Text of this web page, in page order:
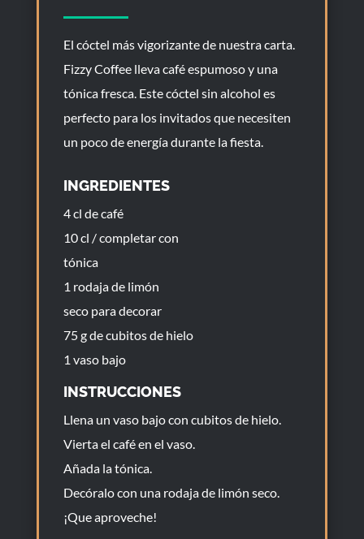
El cóctel más vigorizante de nuestra carta.
Fizzy Coffee lleva café espumoso y una
tónica fresca. Este cóctel sin alcohol es
perfecto para los invitados que necesiten
un poco de energía durante la fiesta.
INGREDIENTES
4 cl de café
10 cl / completar con
tónica
1 rodaja de limón
seco para decorar
75 g de cubitos de hielo
1 vaso bajo
INSTRUCCIONES
Llena un vaso bajo con cubitos de hielo.
Vierta el café en el vaso.
Añada la tónica.
Decóralo con una rodaja de limón seco.
¡Que aproveche!